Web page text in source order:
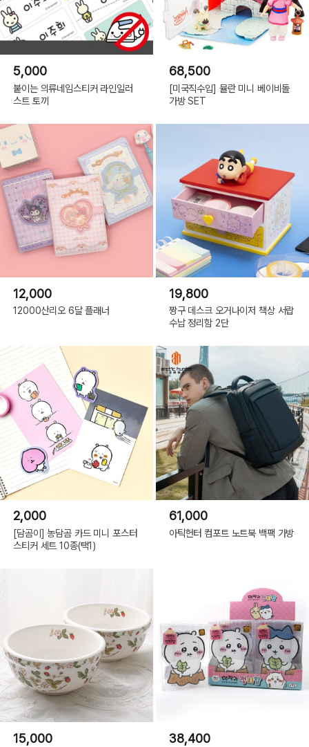
5,000
붙이는 의류네임스티커 라인일러
스트 토끼
68,500
[미국직수입] 뮬란 미니 베이비돌
가방 SET
12,000
12000산리오 6달 플래너
19,800
짱구 데스크 오거나이저 책상 서랍
수납 정리함 2단
2,000
[담곰이] 농담곰 카드 미니 포스터
스티커 세트 10종(택1)
61,000
아틱헌터 컴포트 노트북 백팩 가방
15,000 38,400